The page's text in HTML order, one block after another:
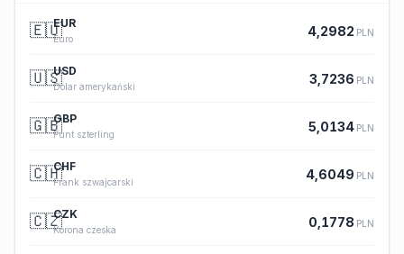
🇪🇺EUR
Euro
4,2982 PLN
🇺🇸USD
Dolar amerykański
3,7236 PLN
🇬🇧GBP
Funt szterling
5,0134 PLN
🇨🇭CHF
Frank szwajcarski
4,6049 PLN
🇨🇿CZK
Korona czeska
0,1778 PLN